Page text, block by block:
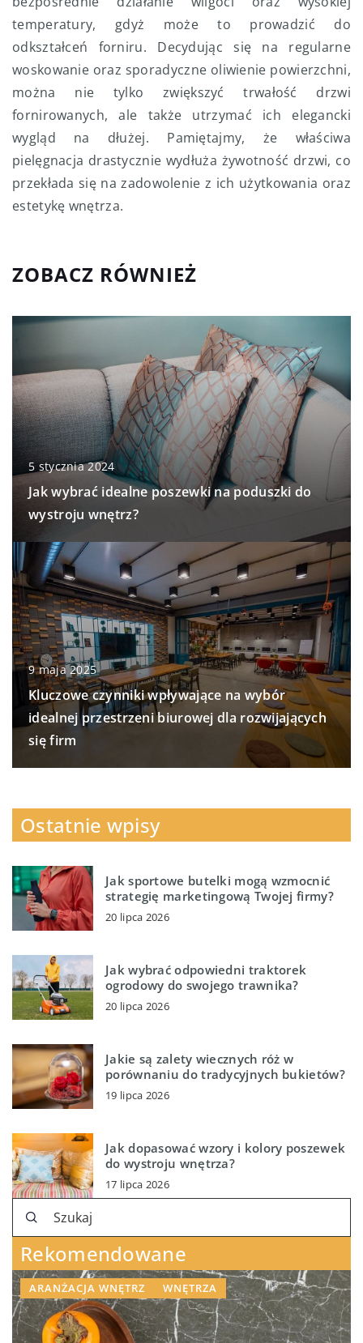
temperatury, gdyż może to prowadzić do
odkształceń forniru. Decydując się na regularne
woskowanie oraz sporadyczne oliwienie powierzchni,
można nie tylko zwiększyć trwałość drzwi
fornirowanych, ale także utrzymać ich elegancki
wygląd na dłużej. Pamiętajmy, że właściwa
pielęgnacja drastycznie wydłuża żywotność drzwi, co
przekłada się na zadowolenie z ich użytkowania oraz
estetykę wnętrza.
ZOBACZ RÓWNIEŻ
5 stycznia 2024
Jak wybrać idealne poszewki na poduszki do
wystroju wnętrz?
9 maja 2025
Kluczowe czynniki wpływające na wybór
idealnej przestrzeni biurowej dla rozwijających
się firm
Ostatnie wpisy
Jak sportowe butelki mogą wzmocnić
strategię marketingową Twojej firmy?
20 lipca 2026
Jak wybrać odpowiedni traktorek
ogrodowy do swojego trawnika?
20 lipca 2026
Jakie są zalety wiecznych róż w
porównaniu do tradycyjnych bukietów?
19 lipca 2026
Jak dopasować wzory i kolory poszewek
do wystroju wnętrza?
17 lipca 2026
Rekomendowane
ARANŻACJA WNĘTRZ WNĘTRZA